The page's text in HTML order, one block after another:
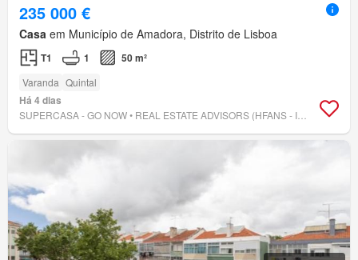
235 000 €
Casa em Município de Amadora, Distrito de Lisboa
T1 1 50 m²
Varanda Quintal
Há 4 dias